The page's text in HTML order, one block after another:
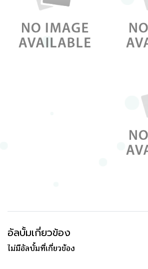
อัลบั้มเกี่ยวข้อง
ไม่มีอัลบั้มที่เกี่ยวข้อง